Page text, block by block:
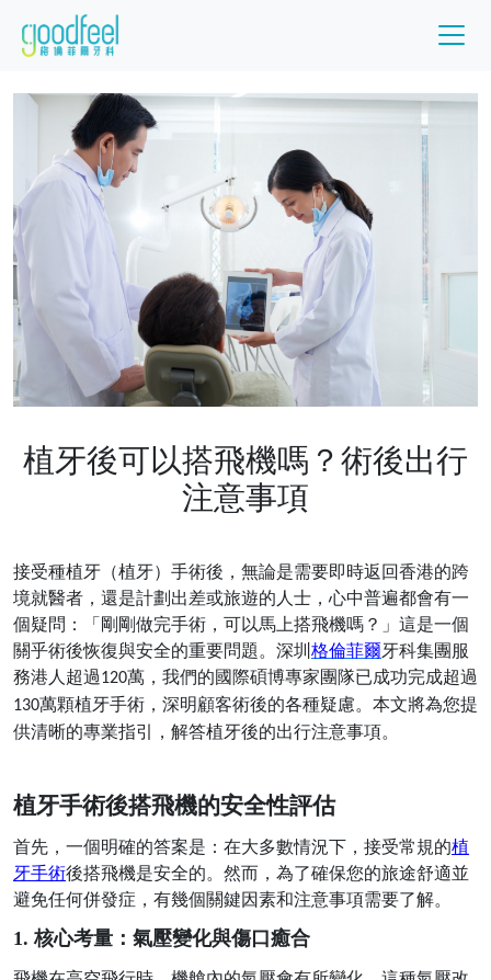
植牙後可以搭飛機嗎？術後出行
注意事項
接受種植牙（植牙）手術後，無論是需要即時返回香港的跨
境就醫者，還是計劃出差或旅遊的人士，心中普遍都會有一
個疑問：「剛剛做完手術，可以馬上搭飛機嗎？」這是一個
關乎術後恢復與安全的重要問題。深圳 格倫菲爾牙科集團服
務港人超過120萬，我們的國際碩博專家團隊已成功完成超過
130萬顆植牙手術，深明顧客術後的各種疑慮。本文將為您提
供清晰的專業指引，解答植牙後的出行注意事項。
植牙手術後搭飛機的安全性評估
首先，一個明確的答案是：在大多數情況下，接受常規的植
牙手術後搭飛機是安全的。然而，為了確保您的旅途舒適並
避免任何併發症，有幾個關鍵因素和注意事項需要了解。
1. 核心考量：氣壓變化與傷口癒合